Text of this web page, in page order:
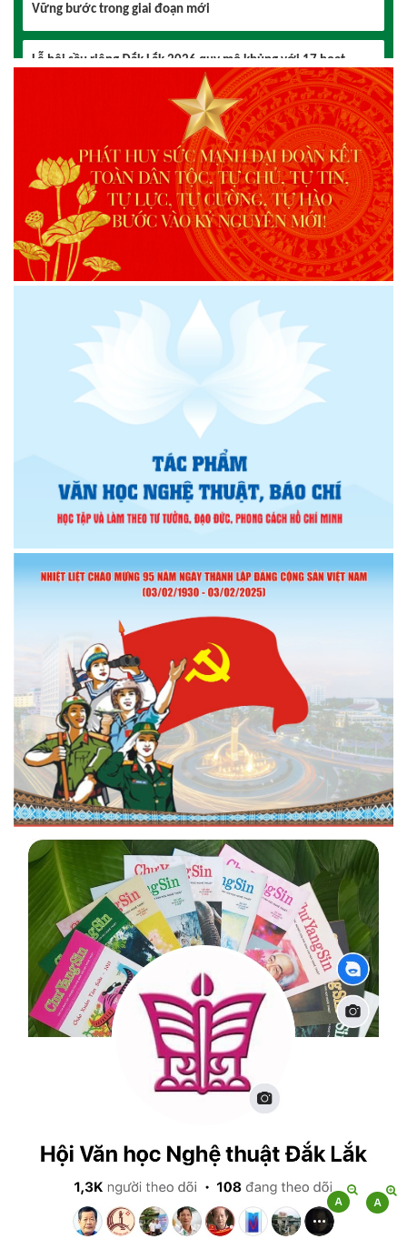
Lễ hội sầu riêng Đắk Lắk 2026 quy mô khủng với 17 hoạt
động đặc sắc
Đại hội lần thứ I Chi hội Múa: Sức trẻ dẫn lối đổi mới
Đại hội lần thứ I Chi hội Nhiếp ảnh Đông Đắk Lắk nhiệm kỳ
2026 – 2031 thành công tốt đẹp
Chi hội Âm nhạc Đông Đắk Lắk tổ chức Đại hội lần thứ I,
nhiệm kỳ 2026 – 2031
Đại hội Chi hội Văn học Đông Đắk Lắk nhiệm kỳ 2026 – 2031:
Vững bước trong giai đoạn mới